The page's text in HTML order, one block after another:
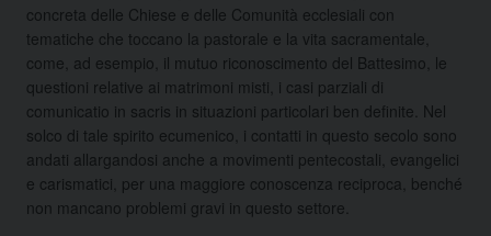
concreta delle Chiese e delle Comunità ecclesiali con
tematiche che toccano la pastorale e la vita sacramentale,
come, ad esempio, il mutuo riconoscimento del Battesimo, le
questioni relative ai matrimoni misti, i casi parziali di
comunicatio in sacris in situazioni particolari ben definite. Nel
solco di tale spirito ecumenico, i contatti in questo secolo sono
andati allargandosi anche a movimenti pentecostali, evangelici
e carismatici, per una maggiore conoscenza reciproca, benché
non mancano problemi gravi in questo settore.